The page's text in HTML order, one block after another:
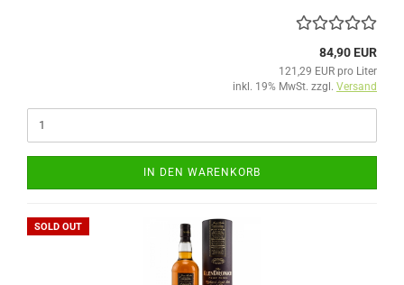
84,90 EUR
121,29 EUR pro Liter
inkl. 19% MwSt. zzgl. Versand
IN DEN WARENKORB
SOLD OUT